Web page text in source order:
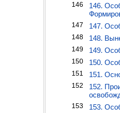
146
146.
147 147.
148 148.
149 149.
150 150.
151 151.
152
152.
153 153.